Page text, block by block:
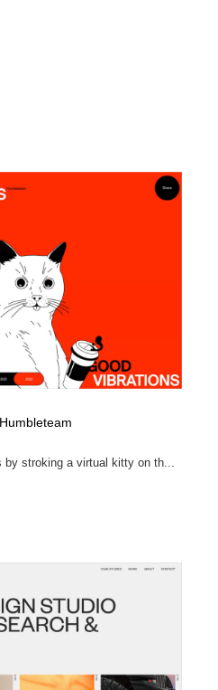
stroking a virtual kitty on th...